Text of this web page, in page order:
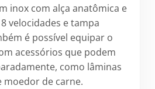
inox com alça anatômica e
velocidades e tampa
é possível equipar o
acessórios que podem
como lâminas
moedor de carne.